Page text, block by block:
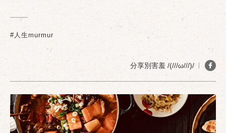
#人生murmur
分享別害羞 /(///ω///)/